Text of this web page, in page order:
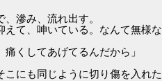
滲み、流れ出す。
て、呻いている。なんて無様な
くしてあげてるんだから」
にも同じように切り傷を入れた